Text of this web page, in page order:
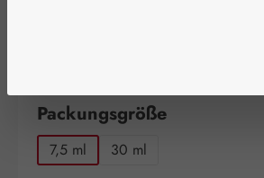
Packungsgrößeauswählen
7,5 ml 30 ml